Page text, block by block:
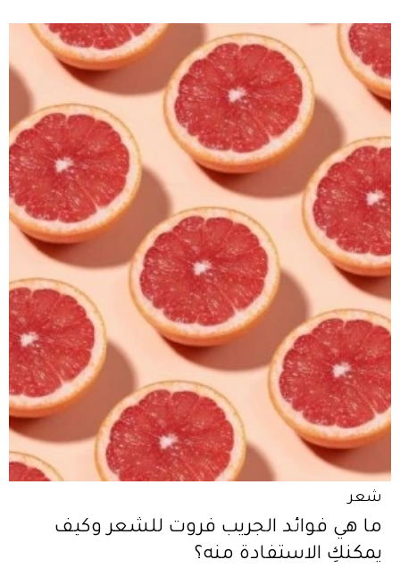
شعر
ما هي فوائد الجريب فروت للشعر وكيف
يمكنكِ الاستفادة منه؟